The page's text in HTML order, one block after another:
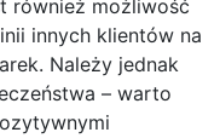
również możliwość
innych klientów na
Należy jednak
– warto